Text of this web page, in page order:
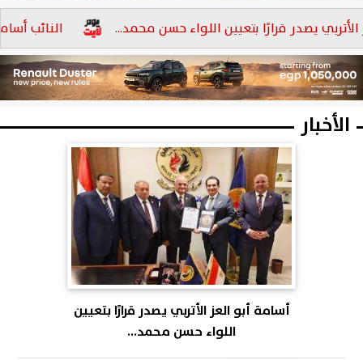
النائب أسامة أبو العز يصدر قرارًا بتعيين اللواء حسن محمد...
الأخبار
أسامة أبو العز الأتربي يصدر قرارًا بتعيين
اللواء حسن محمد...